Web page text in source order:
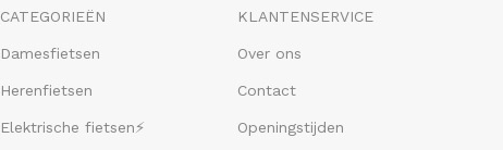
CATEGORIEËN
Damesfietsen
Herenfietsen
Elektrische fietsen⚡
KLANTENSERVICE
Over ons
Contact
Openingstijden